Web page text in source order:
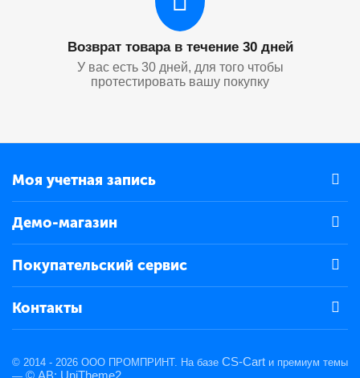
Возврат товара в течение 30 дней
У вас есть 30 дней, для того чтобы
протестировать вашу покупку
Моя учетная запись
Демо-магазин
Покупательский сервис
Контакты
© 2014 - 2026 ООО ПРОМПРИНТ. На базе CS-Cart и премиум темы
© AB: UniTheme2